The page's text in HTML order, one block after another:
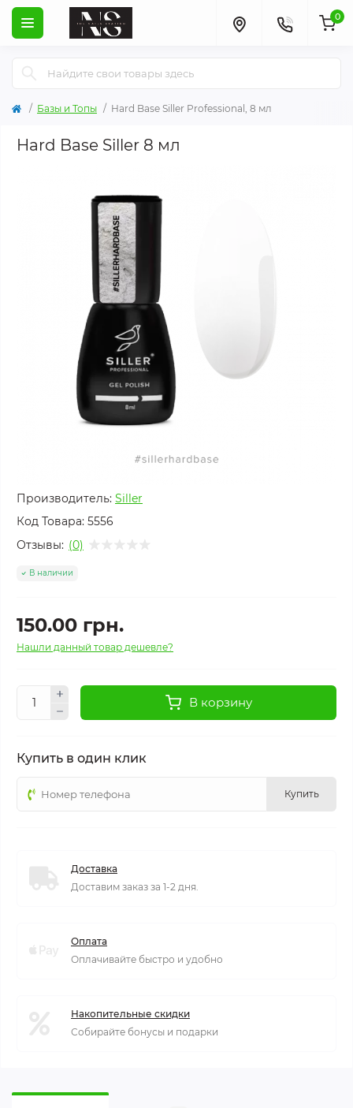
0
Базы и Топы Hard Base Siller Professional, 8 мл
Hard Base Siller 8 мл
Производитель: Siller
Код Товара: 5556
Отзывы: (0)
В наличии
150.00 грн.
Нашли данный товар дешевле?
В корзину
Купить в один клик
Купить
Доставка
Доставим заказ за 1-2 дня.
Оплата
Оплачивайте быстро и удобно
Накопительные скидки
Собирайте бонусы и подарки